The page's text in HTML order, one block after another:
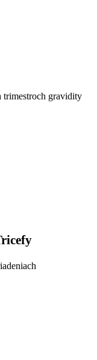
trimestroch gravidity